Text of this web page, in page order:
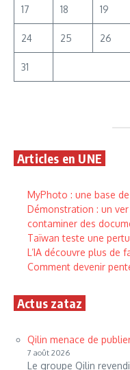
17 18 19
24 25 26
31
Articles en UNE
MyPhoto : une base
Démonstration : un
contaminer des
Taïwan teste une
L’IA découvre plus de
Comment devenir
Actus zataz
Qilin menace de
7 août 2026
Le groupe Qilin